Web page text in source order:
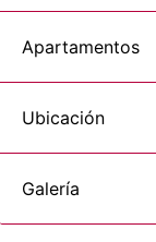
Apartamentos
Ubicación
Galería